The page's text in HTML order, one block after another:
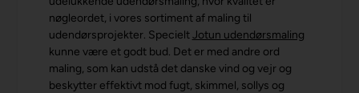
nøgleordet, i vores sortiment af maling til
udendørsprojekter. SpecieltJotun udendørsmaling
kunne være et godt bud. Det er med andre ord
maling, som kan udstå det danske vind og vejr og
beskytter effektivt mod fugt, skimmel, sollys og